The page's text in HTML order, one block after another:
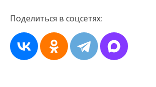
Поделиться в соцсетях: